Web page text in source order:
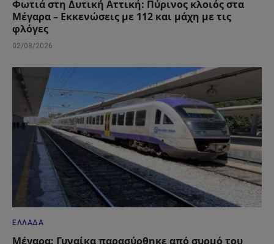
Φωτιά στη Δυτική Αττική: Πύρινος κλοιός στα
Μέγαρα – Εκκενώσεις με 112 και μάχη με τις
φλόγες
02/08/2026
ΕΛΛΆΔΑ
Μέγαρα: Γυναίκα παρασύρθηκε από συρμό του